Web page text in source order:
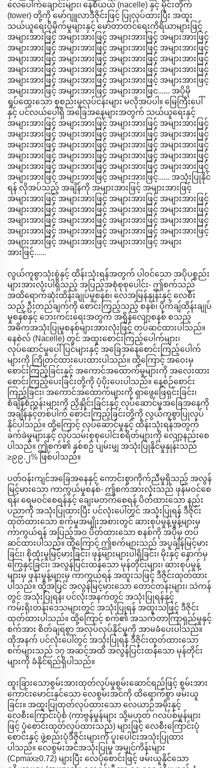
လေပေါက်ချောင်းများ၊ နေစီယယ် (nacelle) နှင့် မိုင်းတိုက်
(tower) တို့ကို မော်ဂျူလာဒီဇိုင်းဖြင့် ပြုလုပ်ထားပြီး အထူး
သယ်ယူရေးပိုမိုက်မှုများနှင့် မော်တာတင်ရေးကိရိယာများဖြင့်
အများအားဖြင့် အများအားဖြင့် အများအားဖြင့် အများအားဖြင့်
အများအားဖြင့် အများအားဖြင့် အများအားဖြင့် အများအားဖြင့်
အများအားဖြင့် အများအားဖြင့် အများအားဖြင့် အများအားဖြင့်
အများအားဖြင့် အများအားဖြင့် အများအားဖြင့် အများအားဖြင့်
အများအားဖြင့် အများအားဖြင့် အများအားဖြင့် အများအားဖြင့်
အများအားဖြင့် အများအားဖြင့် အများအားဖြင...... အပိုမို
ရှုပ်ထွေးသော စုစည်းမှုလုပ်ငန်းများ မလိုအပ်ပါ။ မြေကြီးပေါ်
နှင့် ပင်လယ်ပေါ်ရှိ အခြေအနေများအတွက် သယ်ယူရေးနှင့်
အများအားဖြင့် အများအားဖြင့် အများအားဖြင့် အများအားဖြင့်
အများအားဖြင့် အများအားဖြင့် အများအားဖြင့် အများအားဖြင့်
အများအားဖြင့် အများအားဖြင့် အများအားဖြင့် အများအားဖြင့်
အများအားဖြင့် အများအားဖြင့် အများအားဖြင့် အများအားဖြင့်
အများအားဖြင့် အများအားဖြင့် အများအားဖြင့် အများအားဖြင့်
အများအားဖြင့် အများအားဖြင့် အများအားဖြင့်...... အသုံးပြုနိုင်
ရန် လိုအပ်သည့် အချိန်ကို အများအားဖြင့် အများအားဖြင့်
အများအားဖြင့် အများအားဖြင့် အများအားဖြင့် အများအားဖြင့်
အများအားဖြင့် အများအားဖြင့် အများအားဖြင့် အများအားဖြင့်
အများအားဖြင့် အများအားဖြင့် အများအားဖြင့် အများအားဖြင့်
အများအားဖြင့် အများအားဖြင့် အများအားဖြင့် အများအားဖြင့်
အများအားဖြင့် အများအားဖြင့် အများအားဖြင့် အများ
အားဖြင့်......
လွယ်ကူစွာသုံးစွဲနှင့် ထိန်းသုံးရန်အတွက် ပါဝင်သော အပိုပစ္စည်း
များအားလုံးပါရှိသည့် အပြည့်အစုံစုစုပေါင်း- ဤစက်သည်
အထိရောက်ဆုံးထိန်းချုပ်မှုစနစ်၊ လေအမြန်နှုန်းနှင့် လေစီး
သည့် ဦးတည်ချက်ကို စောင်းကြည့်သည့် စနစ်၊ ပိုက်ချ်ထိန်းချုပ်
မှုစနစ်နှင့် ဘေးကင်းရေးအတွက် အရှိန်လျော့စနစ် စသည့်
အဓိကအသုံးပြုမှုစနစ်များအားလုံးဖြင့် တပ်ဆင်ထားပါသည်။
နေစဲလ် (Nacelle) တွင် အထူးစောင်းကြည့်ပေါက်များ၊
လုပ်ဆောင်မှုပေါ်ပြင်များနှင့် အခြေအနေစောင်းကြည့်ပေါက်
များကို ကြိုတင်ထားပေးထားပါသည်။ ထို့ကြောင့် အဝေးမှ
စောင်းကြည့်ခြင်းနှင့် အကောင်အထောက်မှုများကို အလေးထား
စောင်းကြည့်ပေးခြင်းတို့ကို ပံ့ပိုးပေးပါသည်။ နေ့စဉ်စောင်း
ကြည့်ခြင်း၊ အကောင်အထောက်များကို ရှာဖွေဖြေရှင်းခြင်း၊
စံချိန်စံညွှန်းများကို ညှိနှိုင်းခြင်းနှင့် လုပ်ဆောင်မှုအခြေအနေကို
အချိန်နှင့်တစ်ပါက် စောင်းကြည့်ခြင်းတို့ကို လွယ်ကူစွာပြုလုပ်
နိုင်ပါသည်။ ထို့ကြောင့် လုပ်ဆောင်မှုနှင့် ထိန်းသုံးရန်အတွက်
ခက်ခဲမှုများနှင့် လုပ်သမ်းစုစုပေါင်းစရိတ်များကို လျော့နည်းစေ
ပါသည်။ ဤစက်၏ နှစ်စဥ် ပျမ်းမျှ အသုံးပြုနိုင်မှုနှုန်းသည်
≥၉၉.၂% ဖြစ်ပါသည်။
ပတ်ဝန်းကျင်အခြေအနေနှင့် ကောင်းစွာကိုက်ညီမှုရှိသည့် အလွန်
မြင့်မားသော ကာကွယ်မှုစနစ်- ဤစက်အားလုံးသည် ဖုန်မဝင်စေ
ရန်၊ ရေမဝင်စေရန်နှင့် ချေးမတက်စေရန် ပိတ်ထားသော နည်း
ပညာကို အသုံးပြုထားပြီး ပင်လုံးပေါ်တွင် အသုံးပြုရန် ဒီဇိုင်း
ထုတ်ထားသော စက်မှုအမျိုးအစားတွင် ဆားစုပ်မှုန့်မှုန့်များမှ
ကာကွယ်ရန် အပြည့်အဝ ပိတ်ထားသော စနစ်ကို အပိုမှ တပ်
ဆင်ထားပါသည်။ ထို့ကြောင့် ဤစက်များသည် အပူချိန်မြင့်မား
ခြင်း၊ စိုထုံးမှုမြင့်မားခြင်း၊ ဖုန်များများပါရှိခြင်း၊ မိုးနှင့် နောက်မှ
ကြွေနှင့်ခြင်း၊ အလွန်ပြင်းထန်သော မုန်တိုင်းများ၊ ဆားစုပ်မှုန့်
များမှ ဖုန်းမှုန့်များမှ ကာကွယ်ရန် အထူးသဖြင့် ဒီဇိုင်းထုတ်ထား
ပါသည်။ ထို့အပြင် အလွန်မြင့်မားသော တောင်တန်းများ၊ သဲကန်
တွင် အသုံးပြုရန်၊ ပင်လုံးအနက်တွင် အသုံးပြုရန်နှင့်
ကမ်းရိုးတန်းဒေသများတွင် အသုံးပြုရန် အထူးသဖြင့် ဒီဇိုင်း
ထုတ်ထားပါသည်။ ထို့ကြောင့် စက်၏ အသက်တာကြာရှည်မှုနှင့်
စက်အား စိတ်ချရစွာ အလုပ်လုပ်နိုင်မှုကို အာမခံပေးပါသည်။
ထိုအနက် ပင်လုံးပေါ်တွင် အသုံးပြုရန် ဒီဇိုင်းထုတ်ထားသော
စက်များသည် ၁၇ အဆင့်အထိ အလွန်ပြင်းထန်သော မုန်တိုင်း
များကို ခံနိုင်ရည်ရှိပါသည်။
ထူးခြားသောစွမ်းအားထုတ်လုပ်မှုစွမ်းဆောင်ရည်ဖြင့် စွမ်းအား
ကောင်းမောင်းနှင်သော လေစွမ်းအင်ကို ထိရောက်စွာ ဖမ်းယူ
ခြင်း။ အထူးပြုထုတ်လုပ်ထားသော လေယာဉ်အမိုးနှင့်
လေစီးကြောင်းပုံစံ (ကာဗွန်မှုန်များ သို့မဟုတ် ဂလပ်စ်မှုန်များ
ဖြင့် ပုံစောင်းထုတ်လုပ်ထားသည်) များဖြင့် လေစီးကြောင်းပုံ
စောင်းနှင့် ဖွဲ့စည်းပုံဒီဇိုင်းများကို ပူးပေါင်းအသုံးပြုထား
ပါသည်။ လေစွမ်းအင်အသုံးပြုမှု အမျှင်ကိန်းများ
(Cpmax≥0.72) များပြီး လေပုံစောင်းဖြင့် ဖမ်းယူနိုင်သော